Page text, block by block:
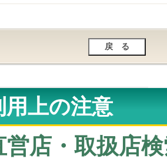
用上の注意
営店・取扱店